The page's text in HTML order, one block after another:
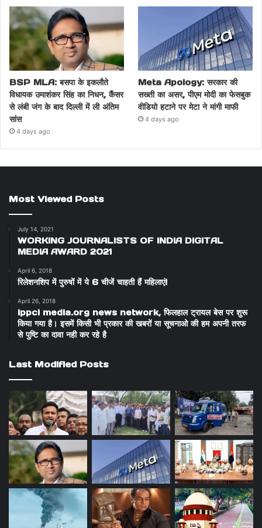
BSP MLA: बसपा के इकलौते
विधायक उमाशंकर सिंह का निधन, कैंसर
से लंबी जंग के बाद दिल्ली में ली अंतिम
सांस
4 days ago
Meta Apology: सरकार की
सख्ती का असर, पीएम मोदी का फेसबुक
वीडियो हटाने पर मेटा ने मांगी माफी
4 days ago
Most Viewed Posts
July 14, 2021
WORKING JOURNALISTS OF INDIA DIGITAL
MEDIA AWARD 2021
April 6, 2018
रिलेशनशिप में पुरुषों में ये 6 चीजें चाहती हैं महिलाएं!
April 26, 2018
ippci media.org news network, फिलहाल ट्रायल बेस पर शुरू
किया गया है। इसमें किसी भी प्रकार की खबरों या सूचनाओ की हम अपनी तरफ
से पुष्टि का दावा नही कर रहे है
Last Modified Posts